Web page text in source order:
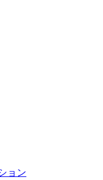
ョン